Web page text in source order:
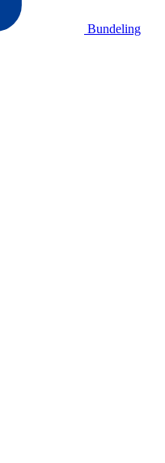
Bundeling